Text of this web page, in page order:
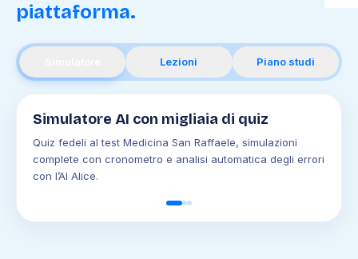
piattaforma.
Lezioni Piano studi
Simulatore AI con migliaia di quiz
Quiz fedeli al test Medicina San Raffaele, simulazioni
complete con cronometro e analisi automatica degli errori
con l’AI Alice.